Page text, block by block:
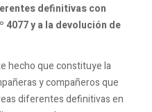
definitivas con
4077 y a la devolución de
hecho que constituye la
y compañeros que
diferentes definitivas en